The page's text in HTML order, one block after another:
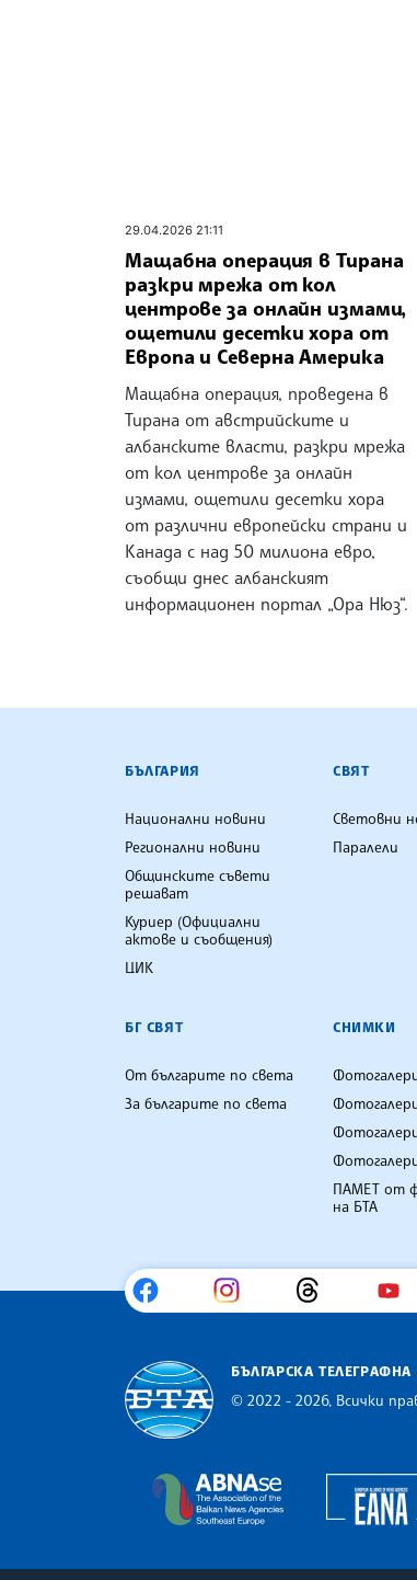
29.04.2026 21:11
Мащабна операция в Тирана
разкри мрежа от кол
центрове за онлайн измами,
ощетили десетки хора от
Европа и Северна Америка
Мащабна операция, проведена в
Тирана от австрийските и
албанските власти, разкри мрежа
от кол центрове за онлайн
измами, ощетили десетки хора
от различни европейски страни и
Канада с над 50 милиона евро,
съобщи днес албанският
информационен портал „Ора Нюз“.
БЪЛГАРСКА
БЪЛГАРИЯ
Национални новини
Регионални новини
Общинските съвети
решават
Куриер (Официални
актове и съобщения)
ЦИК
СВЯТ
Световни
Паралели
БГ СВЯТ
От българите по света
За българите по света
СНИМКИ
ПАМЕТ от
на БТА
БЪЛГАРСКА ТЕЛЕГРАФНА
© 2022 - 2026, Всички
The Assocoation